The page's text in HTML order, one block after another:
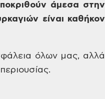
άμεσα στην
είναι καθήκον
όλων μας, αλλά